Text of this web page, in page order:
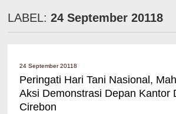
LABEL:24 September 20118
24 September 20118
Peringati Hari Tani Nasional,
Aksi Demonstrasi Depan Kantor
Cirebon